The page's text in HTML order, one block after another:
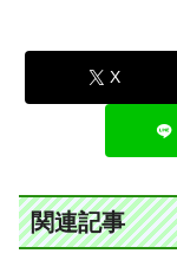
X
関連記事